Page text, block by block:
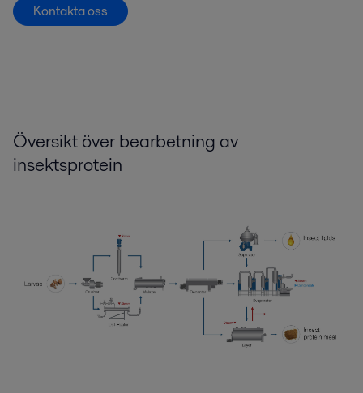
Kontakta oss
Översikt överbearbetning av
insektsprotein